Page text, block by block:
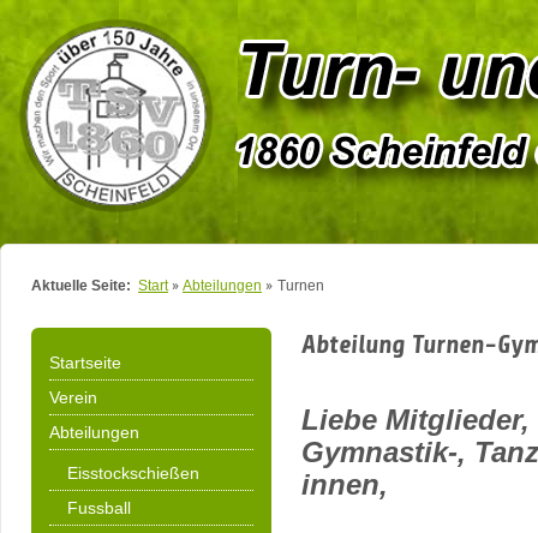
Aktuelle Seite: Start Abteilungen Turnen
Startseite
Verein
Abteilungen
Eisstockschießen
Fussball
Abteilung Turnen-
Liebe
Gymnastik-,
innen,